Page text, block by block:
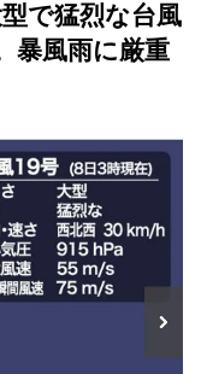
で猛烈な台風
暴風雨に厳重